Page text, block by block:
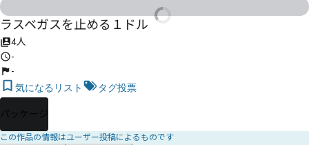
ラスベガスを止める１ドル
4人
-
-
気になるリスト タグ投票
パッケージ
この作品の情報はユーザー投稿によるものです